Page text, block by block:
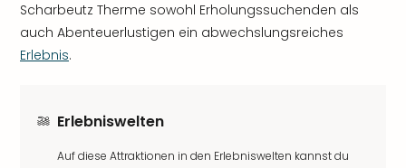
Scharbeutz Therme sowohl Erholungssuchenden als
auch Abenteuerlustigen ein abwechslungsreiches
Erlebnis.
Erlebniswelten
Auf diese Attraktionen in den Erlebniswelten kannst du